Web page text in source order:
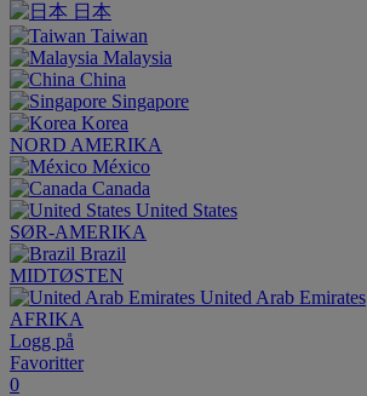
日本
Taiwan
Malaysia
China
Singapore
Korea
NORD AMERIKA
México
Canada
United States
SØR-AMERIKA
Brazil
MIDTØSTEN
United Arab Emirates
AFRIKA
Logg på
Favoritter
0